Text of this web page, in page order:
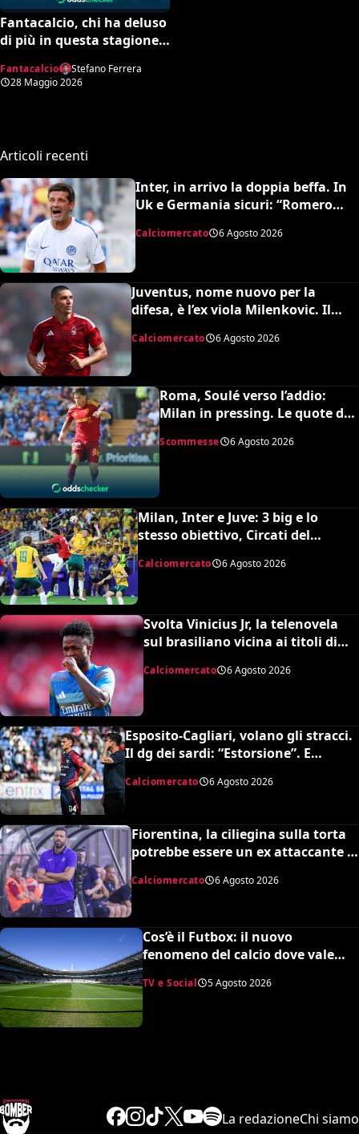
Fantacalcio, chi ha deluso
di più in questa stagione: i
Fantacalcio
Stefano Ferrera
28 Maggio 2026
Articoli recenti
Inter, in arrivo la doppia beffa. In
Uk e Germania sicuri: “Romero
Calciomercato 6 Agosto 2026
Juventus, nome nuovo per la
difesa, è l’ex viola Milenkovic. Il
milioni
Calciomercato 6 Agosto 2026
Roma, Soulé verso l’addio:
Milan in pressing. Le quote dei
Scommesse 6 Agosto 2026
Milan, Inter e Juve: 3 big e lo
stesso obiettivo, Circati del
Calciomercato 6 Agosto 2026
Svolta Vinicius Jr, la telenovela
sul brasiliano vicina ai titoli di
Calciomercato 6 Agosto 2026
Esposito-Cagliari, volano gli stracci.
Il dg dei sardi: “Estorsione”. E
durissima
Calciomercato 6 Agosto 2026
Fiorentina, la ciliegina sulla torta
potrebbe essere un ex attaccante di
Calciomercato 6 Agosto 2026
Cos’è il Futbox: il nuovo
fenomeno del calcio dove vale
quasi tutto e scoppiano le risse
TV e Social 5 Agosto 2026
La redazioneChi siamo